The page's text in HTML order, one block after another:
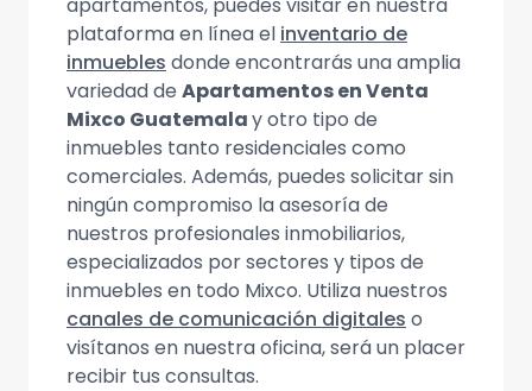
plataforma en línea el inventario de
inmuebles donde encontrarás una amplia
variedad de Apartamentos en Venta
Mixco Guatemalay otro tipo de
inmuebles tanto residenciales como
comerciales. Además, puedes solicitar sin
ningún compromiso la asesoría de
nuestros profesionales inmobiliarios,
especializados por sectores y tipos de
inmuebles en todo Mixco. Utiliza nuestros
canales de comunicación digitales o
visítanos en nuestra oficina, será un placer
recibir tus consultas.